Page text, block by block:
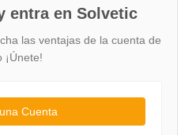
entra en Solvetic
las ventajas de la cuenta de
¡Únete!
Cuenta